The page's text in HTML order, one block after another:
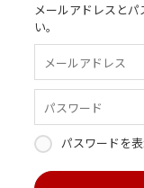
メールアドレスと
い。
パスワードを